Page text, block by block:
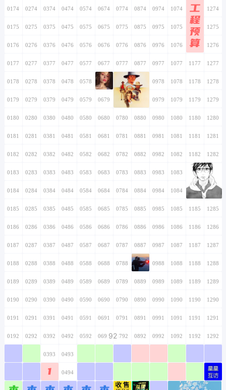
0174 0274 0374 0474 0574 0674 0774 0874 0974 1074 1174
工
程
预
算
1274
0175 0275 0375 0475 0575 0675 0775 0875 0975 1075 1175 1275
0176 0276 0376 0476 0576 0676 0776 0876 0976 1076 1176 1276
0177 0277 0377 0477 0577 0677 0777 0877 0977 1077 1177 1277
0178 0278 0378 0478 0578 0678 0778 0878 0978 1078 1178 1278
0179 0279 0379 0479 0579 0679 0779 0879 0979 1079 1179 1279
0180 0280 0380 0480 0580 0680 0780 0880 0980 1080 1180 1280
0181 0281 0381 0481 0581 0681 0781 0881 0981 1081 1181 1281
0182 0282 0382 0482 0582 0682 0782 0882 0982 1082 1182 1282
0183 0283 0383 0483 0583 0683 0783 0883 0983 1083 1183 1283
0184 0284 0384 0484 0584 0684 0784 0884 0984 1084 1184 1284
0185 0285 0385 0485 0585 0685 0785 0885 0985 1085 1185 1285
0186 0286 0386 0486 0586 0686 0786 0886 0986 1086 1186 1286
0187 0287 0387 0487 0587 0687 0787 0887 0987 1087 1187 1287
0188 0288 0388 0488 0588 0688 0788 0888 0988 1088 1188 1288
0189 0289 0389 0489 0589 0689 0789 0889 0989 1089 1189 1289
0190 0290 0390 0490 0590 0690 0790 0890 0990 1090 1190 1290
0191 0291 0391 0491 0591 0691 0791 0891 0991 1091 1191 1291
0192 0292 0392 0492 0592 0692920792 0892 0992 1092 1192 1292
0393 0493
0394
1 0494 1294